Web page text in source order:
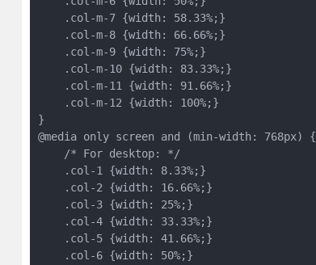
    .col-m-7 {width: 58.33%;}
    .col-m-8 {width: 66.66%;}
    .col-m-9 {width: 75%;}
    .col-m-10 {width: 83.33%;}
    .col-m-11 {width: 91.66%;}
    .col-m-12 {width: 100%;}
}
@media only screen and (min-width: 768px) {
    /* For desktop: */
    .col-1 {width: 8.33%;}
    .col-2 {width: 16.66%;}
    .col-3 {width: 25%;}
    .col-4 {width: 33.33%;}
    .col-5 {width: 41.66%;}
    .col-6 {width: 50%;}